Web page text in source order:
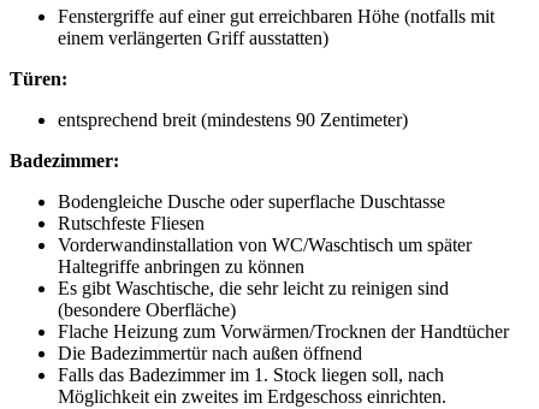
Fenstergriffe auf einer gut erreichbaren Höhe (notfalls mit
einem verlängerten Griff ausstatten)
Türen:
entsprechend breit (mindestens 90 Zentimeter)
Badezimmer:
Bodengleiche Dusche oder superflache Duschtasse
Rutschfeste Fliesen
Vorderwandinstallation von WC/Waschtisch um später
Haltegriffe anbringen zu können
Es gibt Waschtische, die sehr leicht zu reinigen sind
(besondere Oberfläche)
Flache Heizung zum Vorwärmen/Trocknen der Handtücher
Die Badezimmertür nach außen öffnend
Falls das Badezimmer im 1. Stock liegen soll, nach
Möglichkeit ein zweites im Erdgeschoss einrichten.